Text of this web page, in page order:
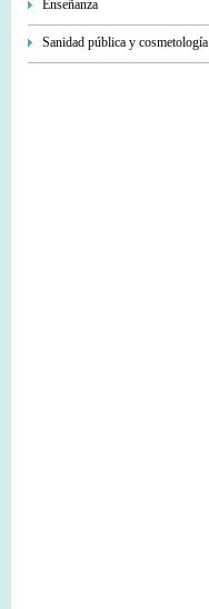
Enseñanza
Sanidad pública y cosmetología